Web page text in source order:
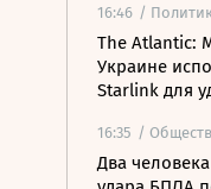
16:46 /
The Atlantic:
Украине
Starlink для
16:35 /
Два человека